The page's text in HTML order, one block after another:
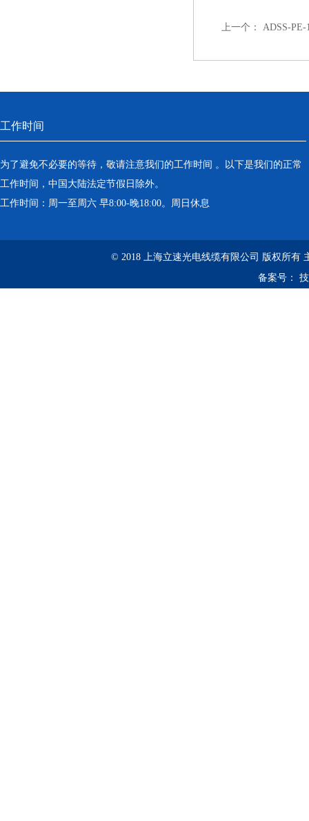
上一个： ADSS-PE-
工作时间
为了避免不必要的等待，敬请注意我们的工作时间 。以下是我们的正常
工作时间，中国大陆法定节假日除外。
工作时间：周一至周六 早8:00-晚18:00。周日休息
© 2018 上海立速光电线缆有限公司 版权所有
备案号：